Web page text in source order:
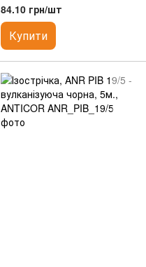
84.10 грн/шт
Купити